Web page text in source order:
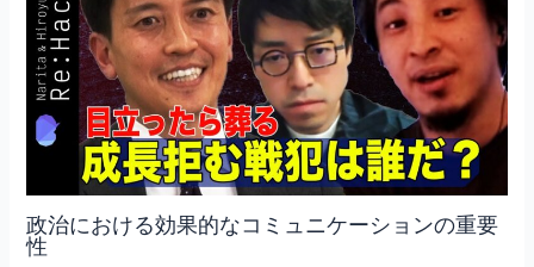
政治における効果的なコミュニケーションの重要
性